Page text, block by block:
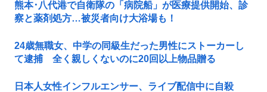
熊本･八代港で自衛隊の「病院船」が医療提供開始、診
察と薬剤処方…被災者向け大浴場も！
24歳無職女、中学の同級生だった男性にストーカーし
て逮捕 全く親しくないのに20回以上物品贈る
日本人女性インフルエンサー、ライブ配信中に自殺